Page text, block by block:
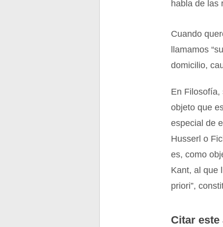
habla de las
Cuando
llamamos
domicilio,
En Filosofía,
objeto que
especial de
Husserl o
es, como
Kant, al que
priori”,
Citar